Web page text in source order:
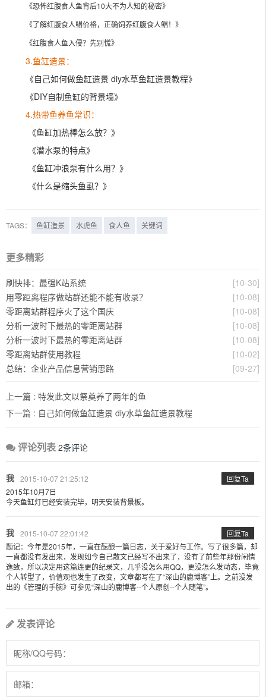
《恐怖红腹食人鱼背后10大不为人知的秘密》
《了解红腹食人鲳价格，正确饲养红腹食人鲳！ 》
《红腹食人鱼入侵？先别慌》
3.鱼缸造景：
《自己如何做鱼缸造景 diy水草鱼缸造景教程》
《DIY自制鱼缸的背景墙》
4.热带鱼养鱼常识：
《鱼缸加热棒怎么放？》
《潜水泵的特点》
《鱼缸冲浪泵有什么用？》
《什么是缩头鱼虱？》
TAGS： 鱼缸造景 水虎鱼 食人鱼 关键词
更多精彩
[10-30]
刷快排：最强K站系统
[10-08]
用零距离程序做站群还能不能有收录？
[10-08]
零距离站群程序火了这个国庆
[10-08]
分析一波时下最热的零距离站群
[10-08]
分析一波时下最热的零距离站群
[10-02]
零距离站群使用教程
[09-27]
总结：企业产品信息营销思路
上一篇 : 特发此文以祭奠养了两年的鱼
下一篇 : 自己如何做鱼缸造景 diy水草鱼缸造景教程
评论列表 2条评论
我 2015-10-07 21:25:12
回复Ta
2015年10月7日
今天鱼缸灯已经安装完毕，明天安装背景板。
我 2015-10-07 22:01:42
回复Ta
题记：今年是2015年，一直在酝酿一篇日志，关于爱好与工作。写了很多篇，却
一直都没有发出来，发现如今自己散文已经写不出来了，没有了前些年那份闲情
逸致，所以决定用这篇连更的纪录文，几乎没怎么用QQ，更没怎么发动态，毕竟
个人转型了，价值观也发生了改变，文章都写在了“深山的鹿博客”上。之前没发
出的《管理的手腕》可参见“深山的鹿博客--个人原创--个人随笔”。
发表评论